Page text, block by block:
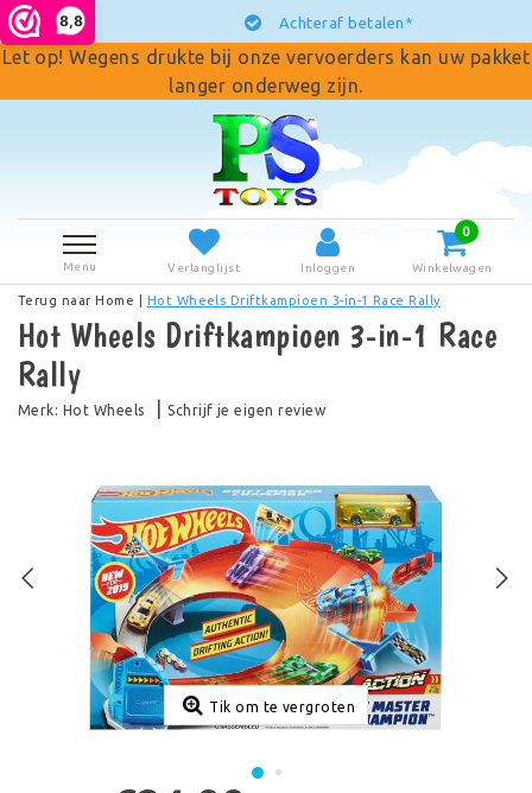
8,8 Achteraf betalen*
Let op! Wegens drukte bij onze vervoerders kan uw pakket
langer onderweg zijn.
Menu Verlanglijst Inloggen
0
Winkelwagen
Terug naar Home Hot Wheels Driftkampioen 3-in-1 Race Rally
Hot Wheels Driftkampioen 3-in-1 Race
Rally
Merk: Hot Wheels |Schrijf je eigen review
Tik om te vergroten